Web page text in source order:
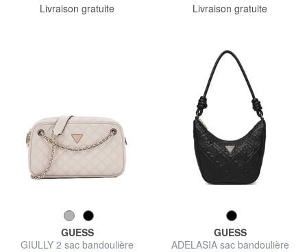
Livraison gratuite Livraison gratuite
GUESS
GIULLY 2 sac bandoulière
GUESS
ADELASIA sac bandoulière